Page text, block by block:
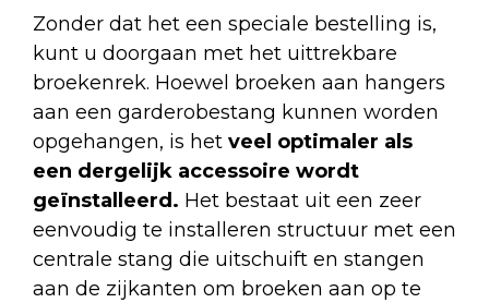
Zonder dat het een speciale bestelling is,
kunt u doorgaan met het uittrekbare
broekenrek. Hoewel broeken aan hangers
aan een garderobestang kunnen worden
opgehangen, is het veel optimaler als
een dergelijk accessoire wordt
geïnstalleerd. Het bestaat uit een zeer
eenvoudig te installeren structuur met een
centrale stang die uitschuift en stangen
aan de zijkanten om broeken aan op te